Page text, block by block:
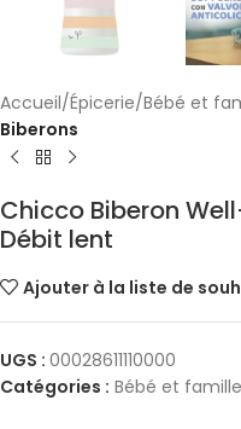
Accueil Épicerie Bébé et
Biberons
Chicco Biberon
Débit lent
Ajouter à la liste de
UGS : 00028611110000
Catégories : Bébé et famille